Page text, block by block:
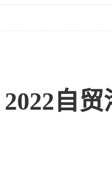
2022自